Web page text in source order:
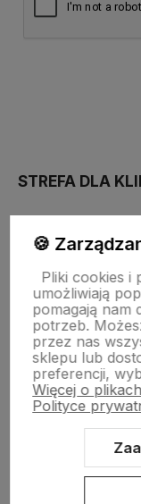
STREFA DLA
PŁATNOŚĆ I
STRONY
POMOC DLA
🍪
Pliki cookies i
umożliwiają
pomagają nam
potrzeb.
przez nas
sklepu lub
preferencji,
Więcej o
Polityce